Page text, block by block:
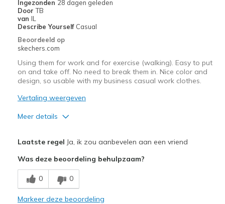
View On Shoes Shoes are for Wearing
Ingezonden 28 dagen geleden
Door TB
van IL
Describe Yourself Casual
Beoordeeld op
skechers.com
Using them for work and for exercise (walking). Easy to put
on and take off. No need to break them in. Nice color and
design, so usable with my business casual work clothes.
Vertaling weergeven
Meer details
Comfortable
Durable
Laatste regel Ja, ik zou aanbevelen aan een vriend
Was deze beoordeling behulpzaam?
0 0
Markeer deze beoordeling